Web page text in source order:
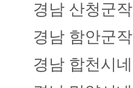
경남 산청군
경남 함안군
경남 합천시